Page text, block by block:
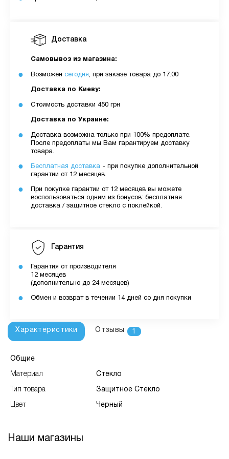
Доставка
Самовывоз из магазина:
Возможен сегодня, при заказе товара до 17.00
Доставка по Киеву:
Стоимость доставки 450 грн
Доставка по Украине:
Доставка возможна только при 100% предоплате.
После предоплаты мы Вам гарантируем доставку
товара.
Бесплатная доставка - при покупке дополнительной
гарантии от 12 месяцев.
При покупке гарантии от 12 месяцев вы можете
воспользоваться одним из бонусов: бесплатная
доставка / защитное стекло с поклейкой.
Гарантия
Гарантия от производителя
12 месяцев
(дополнительно до 24 месяцев)
Обмен и возврат в течении 14 дней со дня покупки
Характеристики Отзывы 1
Общие
Материал Стекло
Тип товара Защитное Стекло
Цвет Черный
Наши магазины